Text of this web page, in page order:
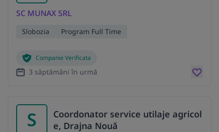
SC MUNAX SRL
Slobozia Program Full Time
Companie Verificata
3 săptămâni în urmă
S
Coordonator service utilaje agricol
e, Drajna Nouă